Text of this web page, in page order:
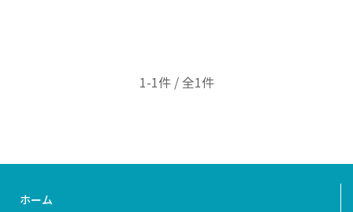
1-1件 / 全1件
ホーム